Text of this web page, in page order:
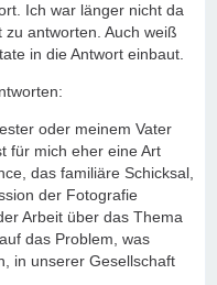
Ich war länger nicht da
antworten. Auch weiß
in die Antwort einbaut.
oder meinem Vater
für mich eher eine Art
das familiäre Schicksal,
der Fotografie
Arbeit über das Thema
das Problem, was
in unserer Gesellschaft